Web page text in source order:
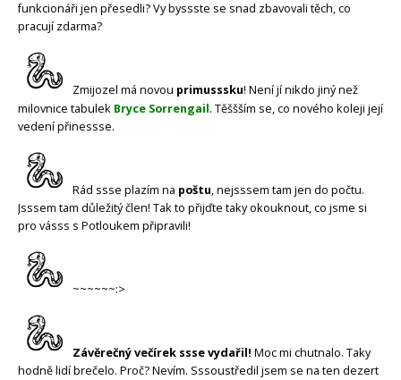
funkcionáři jen přesedli? Vy byssste se snad zbavovali těch, co
pracují zdarma?
Zmijozel má novou primusssku! Není jí nikdo jiný než
milovnice tabulek Bryce Sorrengail. Těššším se, co nového koleji její
vedení přinessse.
Rád ssse plazím na poštu, nejsssem tam jen do počtu.
Jsssem tam důležitý člen! Tak to přijďte taky okouknout, co jsme si
pro vásss s Potloukem připravili!
~~~~~~:>
Závěrečný večírek ssse vydařil! Moc mi chutnalo. Taky
hodně lidí brečelo. Proč? Nevím. Sssoustředil jsem se na ten dezert